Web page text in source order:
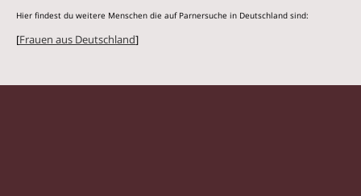
Hier findest du weitere Menschen die auf Parnersuche in Deutschland sind:
[Frauen aus Deutschland]